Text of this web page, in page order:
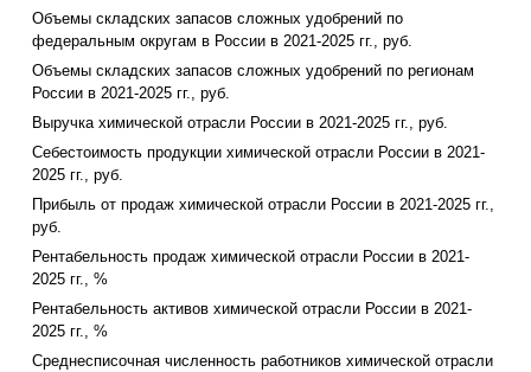
Объемы складских запасов сложных удобрений по
федеральным округам в России в 2021-2025 гг., руб.
Объемы складских запасов сложных удобрений по регионам
России в 2021-2025 гг., руб.
Выручка химической отрасли России в 2021-2025 гг., руб.
Себестоимость продукции химической отрасли России в 2021-
2025 гг., руб.
Прибыль от продаж химической отрасли России в 2021-2025 гг.,
руб.
Рентабельность продаж химической отрасли России в 2021-
2025 гг., %
Рентабельность активов химической отрасли России в 2021-
2025 гг., %
Среднесписочная численность работников химической отрасли